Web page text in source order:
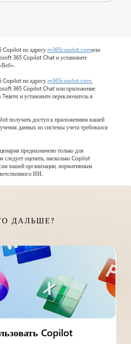
Copilot по адресу m365copilot.comили
365 Copilot Chat и установите
Copilot по адресу m365copilot.com
365 Copilot Chat или приложение
и установите переключатель в
получать доступ к приложениям вашей
данных из системы учета требовался
предназначено только для
следует оценить, насколько Copilot
вашей организации, нормативным
ИИ.
ДАЛЬШЕ?
Copilot